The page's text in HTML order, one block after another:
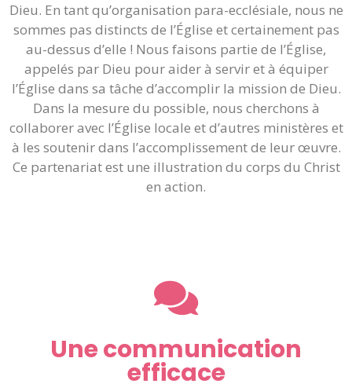
Dieu. En tant qu’organisation para-ecclésiale, nous ne
sommes pas distincts de l’Église et certainement pas
au-dessus d’elle ! Nous faisons partie de l’Église,
appelés par Dieu pour aider à servir et à équiper
l’Église dans sa tâche d’accomplir la mission de Dieu.
Dans la mesure du possible, nous cherchons à
collaborer avec l’Église locale et d’autres ministères et
à les soutenir dans l’accomplissement de leur œuvre.
Ce partenariat est une illustration du corps du Christ
en action.
Une communication
efficace